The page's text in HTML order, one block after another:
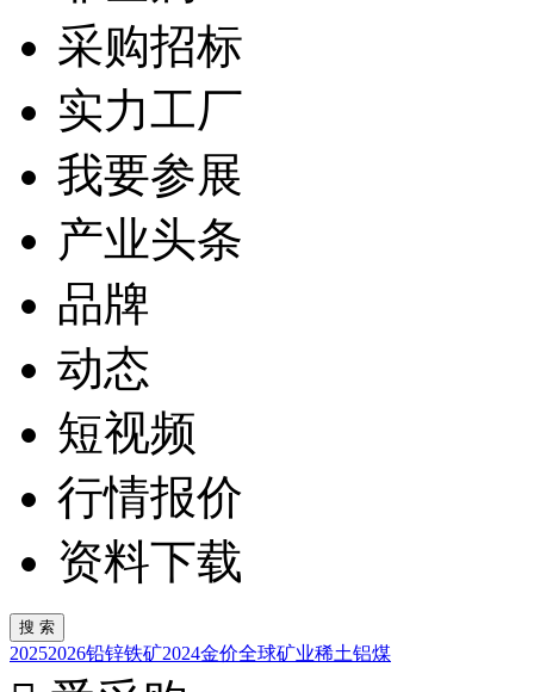
采购招标
实力工厂
我要参展
产业头条
品牌
动态
短视频
行情报价
资料下载
20252026铅锌铁矿2024金价全球矿业稀土铝煤